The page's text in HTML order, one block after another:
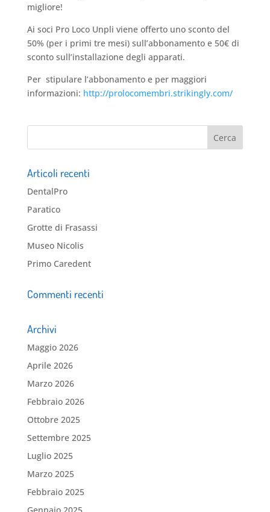
migliore!
Ai soci Pro Loco Unpli viene offerto uno sconto del
50% (per i primi tre mesi) sull’abbonamento e 50€ di
sconto sull’installazione degli apparati.
Per stipulare l’abbonamento e per maggiori
informazioni: http://prolocomembri.strikingly.com/
Articoli recenti
DentalPro
Paratico
Grotte di Frasassi
Museo Nicolis
Primo Caredent
Commenti recenti
Archivi
Maggio 2026
Aprile 2026
Marzo 2026
Febbraio 2026
Ottobre 2025
Settembre 2025
Luglio 2025
Marzo 2025
Febbraio 2025